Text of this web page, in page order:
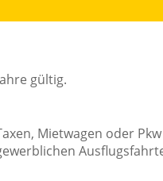
gültig.
Mietwagen oder